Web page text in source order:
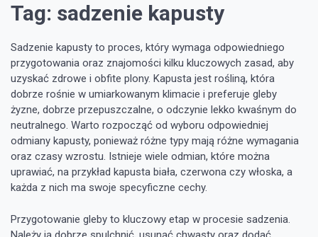
Tag: sadzenie kapusty
Sadzenie kapusty to proces, który wymaga odpowiedniego
przygotowania oraz znajomości kilku kluczowych zasad, aby
uzyskać zdrowe i obfite plony. Kapusta jest rośliną, która
dobrze rośnie w umiarkowanym klimacie i preferuje gleby
żyzne, dobrze przepuszczalne, o odczynie lekko kwaśnym do
neutralnego. Warto rozpocząć od wyboru odpowiedniej
odmiany kapusty, ponieważ różne typy mają różne wymagania
oraz czasy wzrostu. Istnieje wiele odmian, które można
uprawiać, na przykład kapusta biała, czerwona czy włoska, a
każda z nich ma swoje specyficzne cechy.
Przygotowanie gleby to kluczowy etap w procesie sadzenia.